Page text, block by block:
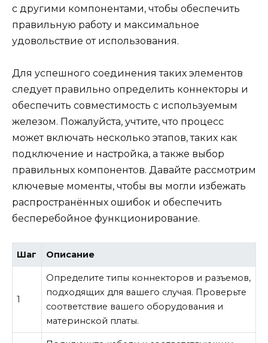
с другими компонентами, чтобы обеспечить
правильную работу и максимальное
удовольствие от использования.
Для успешного соединения таких элементов
следует правильно определить коннекторы и
обеспечить совместимость с используемым
железом. Пожалуйста, учтите, что процесс
может включать несколько этапов, таких как
подключение и настройка, а также выбор
правильных компонентов. Давайте рассмотрим
ключевые моменты, чтобы вы могли избежать
распространённых ошибок и обеспечить
бесперебойное функционирование.
Шаг Описание
1
Определите типы коннекторов и разъемов,
подходящих для вашего случая. Проверьте
соответствие вашего оборудования и
материнской платы.